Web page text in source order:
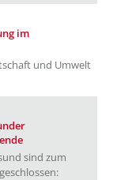
im
und Umwelt
sind zum